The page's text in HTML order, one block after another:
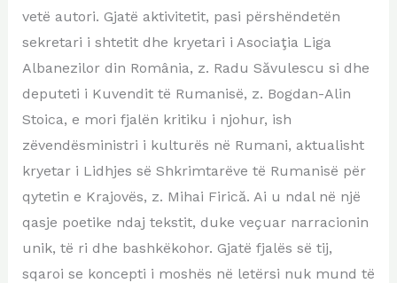
vetë autori. Gjatë aktivitetit, pasi përshëndetën
sekretari i shtetit dhe kryetari i Asociaţia Liga
Albanezilor din România, z. Radu Săvulescu si dhe
deputeti i Kuvendit të Rumanisë, z. Bogdan-Alin
Stoica, e mori fjalën kritiku i njohur, ish
zëvendësministri i kulturës në Rumani, aktualisht
kryetar i Lidhjes së Shkrimtarëve të Rumanisë për
qytetin e Krajovës, z. Mihai Firică. Ai u ndal në një
qasje poetike ndaj tekstit, duke veçuar narracionin
unik, të ri dhe bashkëkohor. Gjatë fjalës së tij,
sqaroi se koncepti i moshës në letërsi nuk mund të